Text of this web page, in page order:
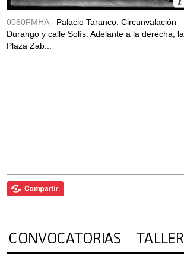
0060FMHA - Palacio Taranco. Circunvalación
Durango y calle Solís. Adelante a la derecha, la
Plaza Zab...